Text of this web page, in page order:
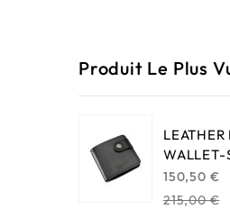
Produit Le Plus
LEATHER
WALLET-
150,50 €
215,00 €